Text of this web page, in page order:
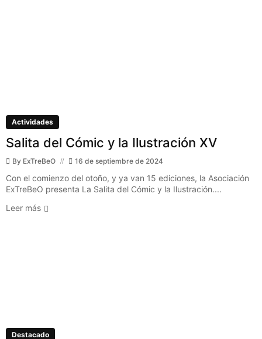
Actividades
Salita del Cómic y la Ilustración XV
By ExTreBeO 16 de septiembre de 2024
Con el comienzo del otoño, y ya van 15 ediciones, la Asociación
ExTreBeO presenta La Salita del Cómic y la Ilustración....
Leer más
Destacado